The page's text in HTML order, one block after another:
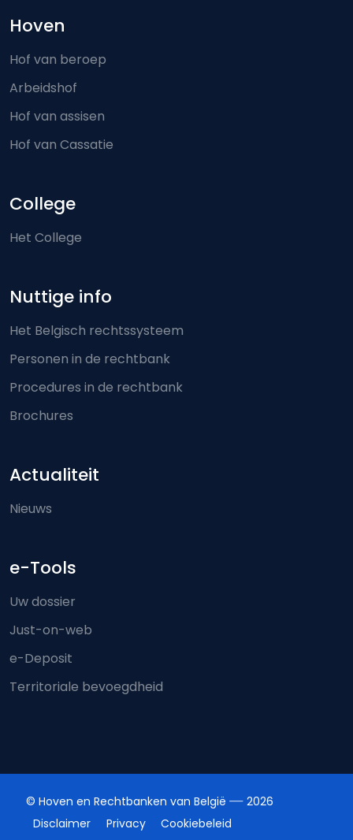
Hoven
Hof van beroep
Arbeidshof
Hof van assisen
Hof van Cassatie
College
Het College
Nuttige info
Het Belgisch rechtssysteem
Personen in de rechtbank
Procedures in de rechtbank
Brochures
Actualiteit
Nieuws
e-Tools
Uw dossier
Just-on-web
e-Deposit
Territoriale bevoegdheid
© Hoven en Rechtbanken van België
2026
Disclaimer
Privacy
Cookiebeleid